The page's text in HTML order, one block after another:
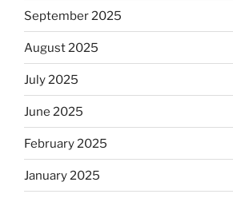
September 2025
August 2025
July 2025
June 2025
February 2025
January 2025